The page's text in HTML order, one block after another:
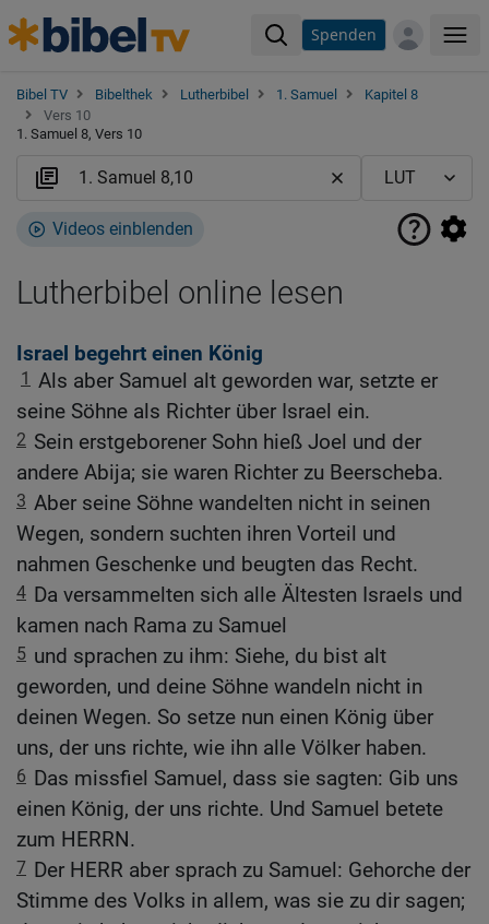
Spenden
Bibel TV Bibelthek Lutherbibel 1. Samuel
Kapitel 8
Vers 10
1. Samuel 8, Vers 10
Videos einblenden
Lutherbibel online lesen
Israel begehrt einen König
1 Als aber Samuel alt geworden war, setzte er
seine Söhne als Richter über Israel ein.
2 Sein erstgeborener Sohn hieß Joel und der
andere Abija; sie waren Richter zu Beerscheba.
3 Aber seine Söhne wandelten nicht in seinen
Wegen, sondern suchten ihren Vorteil und
nahmen Geschenke und beugten das Recht.
4 Da versammelten sich alle Ältesten Israels und
kamen nach Rama zu Samuel
5 und sprachen zu ihm: Siehe, du bist alt
geworden, und deine Söhne wandeln nicht in
deinen Wegen. So setze nun einen König über
uns, der uns richte, wie ihn alle Völker haben.
6 Das missfiel Samuel, dass sie sagten: Gib uns
einen König, der uns richte. Und Samuel betete
zum HERRN.
7 Der HERR aber sprach zu Samuel: Gehorche der
Stimme des Volks in allem, was sie zu dir sagen;